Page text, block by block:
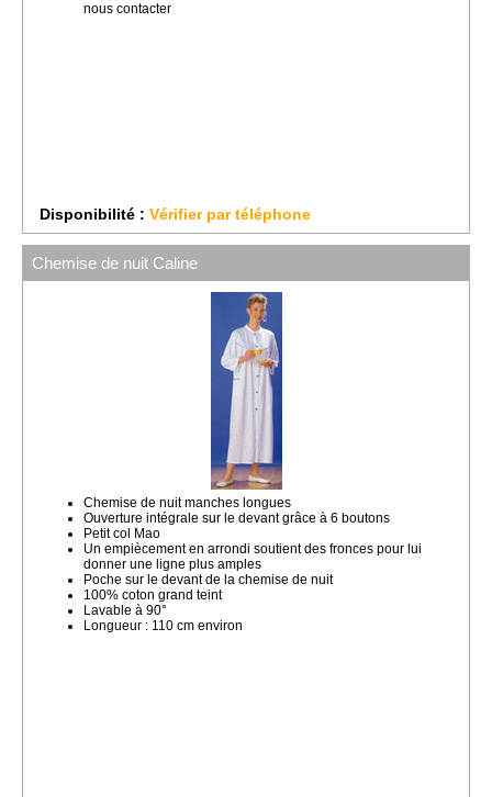
nous contacter
Disponibilité : Vérifier par téléphone
Chemise de nuit Caline
Chemise de nuit manches longues
Ouverture intégrale sur le devant grâce à 6 boutons
Petit col Mao
Un empiècement en arrondi soutient des fronces pour lui
donner une ligne plus amples
Poche sur le devant de la chemise de nuit
100% coton grand teint
Lavable à 90°
Longueur : 110 cm environ